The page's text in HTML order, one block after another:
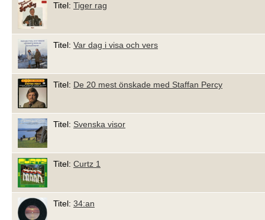
Titel: Tiger rag
Titel: Var dag i visa och vers
Titel: De 20 mest önskade med Staffan Percy
Titel: Svenska visor
Titel: Curtz 1
Titel: 34:an